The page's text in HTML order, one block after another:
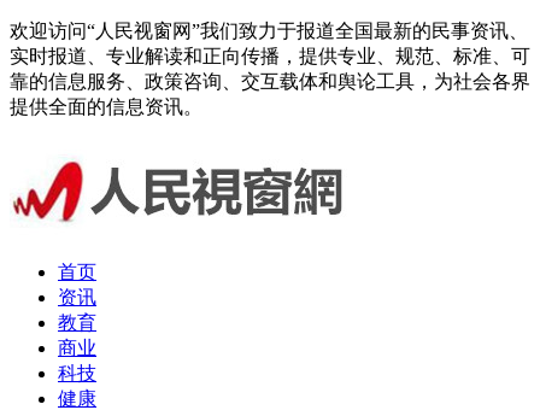
欢迎访问“人民视窗网”我们致力于报道全国最新的民事资讯、
实时报道、专业解读和正向传播，提供专业、规范、标准、可
靠的信息服务、政策咨询、交互载体和舆论工具，为社会各界
提供全面的信息资讯。
首页
资讯
教育
商业
科技
健康